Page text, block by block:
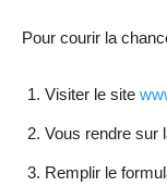
Pour courir la
Visiter le site
Vous rendre sur
Remplir le